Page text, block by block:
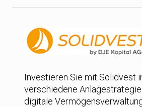
Investieren Sie mit Solidvest
verschiedene
digitale